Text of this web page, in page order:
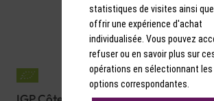
statistiques de visites ainsi
offrir une expérience d'achat
individualisée. Vous pouvez
refuser ou en savoir plus sur
opérations en sélectionnant les
options correspondantes.